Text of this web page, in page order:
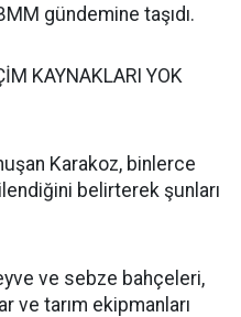
gündemine taşıdı.
KAYNAKLARI YOK
Karakoz, binlerce
belirterek şunları
ve sebze bahçeleri,
ve tarım ekipmanları